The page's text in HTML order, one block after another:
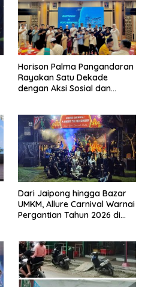
Horison Palma Pangandaran
Rayakan Satu Dekade
dengan Aksi Sosial dan
Dari Jaipong hingga Bazar
UMKM, Allure Carnival Warnai
Pergantian Tahun 2026 di